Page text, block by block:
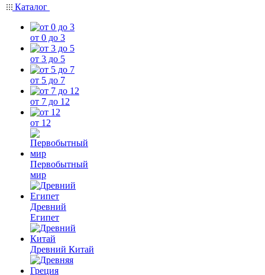
Каталог
от 0 до 3
от 3 до 5
от 5 до 7
от 7 до 12
от 12
Первобытный
мир
Древний
Египет
Древний Китай